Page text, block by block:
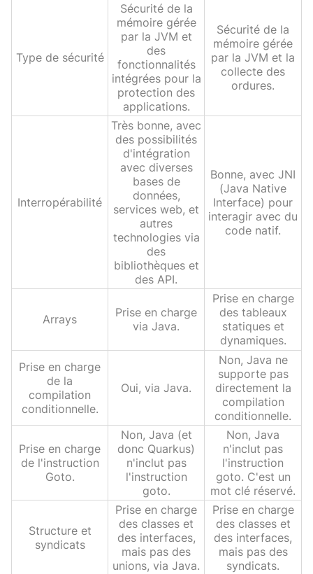
Type de sécurité
Sécurité de la
mémoire gérée
par la JVM et
des
fonctionnalités
intégrées pour la
protection des
applications.
Sécurité de la
mémoire gérée
par la JVM et la
collecte des
ordures.
Interropérabilité
Très bonne, avec
des possibilités
d'intégration
avec diverses
bases de
données,
services web, et
autres
technologies via
des
bibliothèques et
des API.
Bonne, avec JNI
(Java Native
Interface) pour
interagir avec du
code natif.
Arrays
Prise en charge
via Java.
Prise en charge
des tableaux
statiques et
dynamiques.
Prise en charge
de la
compilation
conditionnelle.
Oui, via Java.
Non, Java ne
supporte pas
directement la
compilation
conditionnelle.
Prise en charge
de l'instruction
Goto.
Non, Java (et
donc Quarkus)
n'inclut pas
l'instruction
goto.
Non, Java
n'inclut pas
l'instruction
goto. C'est un
mot clé réservé.
Structure et
syndicats
Prise en charge
des classes et
des interfaces,
mais pas des
unions, via Java.
Prise en charge
des classes et
des interfaces,
mais pas des
syndicats.